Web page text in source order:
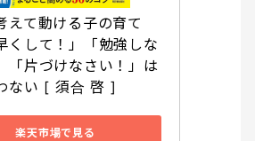
えて動ける子の育て
くして！」「勉強しな
「片づけなさい！」は
ない [ 須合 啓 ]
楽天市場で見る